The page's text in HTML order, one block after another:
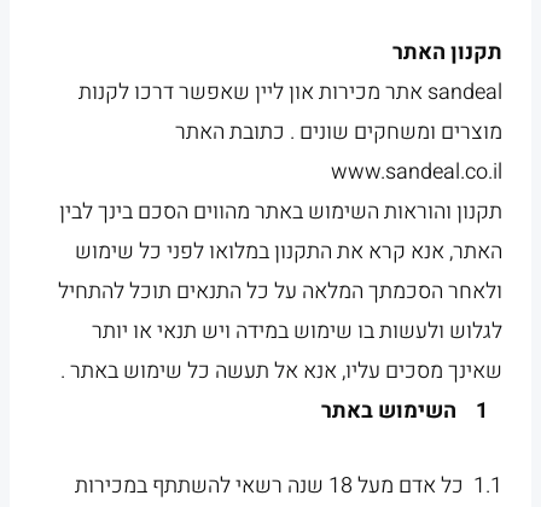
תקנון האתר
sandeal אתר מכירות און ליין שאפשר דרכו לקנות
מוצרים ומשחקים שונים . כתובת האתר
www.sandeal.co.il
תקנון והוראות השימוש באתר מהווים הסכם בינך לבין
האתר, אנא קרא את התקנון במלואו לפני כל שימוש
ולאחר הסכמתך המלאה על כל התנאים תוכל להתחיל
לגלוש ולעשות בו שימוש במידה ויש תנאי או יותר
שאינך מסכים עליו, אנא אל תעשה כל שימוש באתר .
1.1 כל אדם מעל 18 שנה רשאי להשתתף במכירות